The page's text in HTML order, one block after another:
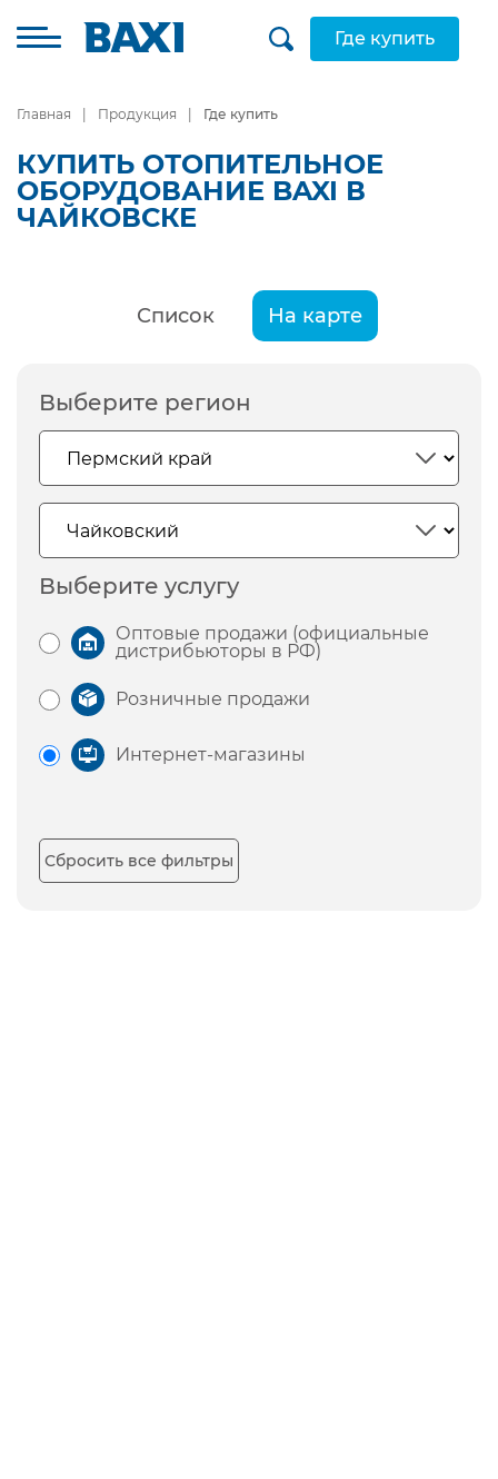
Где купить
Главная Продукция Где купить
КУПИТЬ ОТОПИТЕЛЬНОЕ
ОБОРУДОВАНИЕ BAXI В
ЧАЙКОВСКЕ
Список На карте
Выберите регион
Выберите услугу
Оптовые продажи (официальные
дистрибьюторы в РФ)
Розничные продажи
Интернет-магазины
Сбросить все фильтры